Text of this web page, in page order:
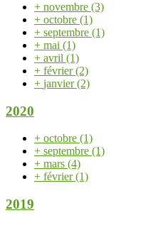
+ novembre (3)
+ octobre (1)
+ septembre (1)
+ mai (1)
+ avril (1)
+ février(2)
+ janvier(2)
2020
+ octobre (1)
+ septembre (1)
+ mars (4)
+ février(1)
2019